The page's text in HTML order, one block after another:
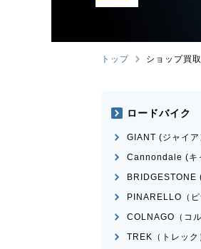
トップ ショップ買
ミニベロ
ロードバイク
GIANT (ジャイア
Cannondale (キ
BRIDGESTONE
PINARELLO（ピ
COLNAGO（コル
TREK（トレック